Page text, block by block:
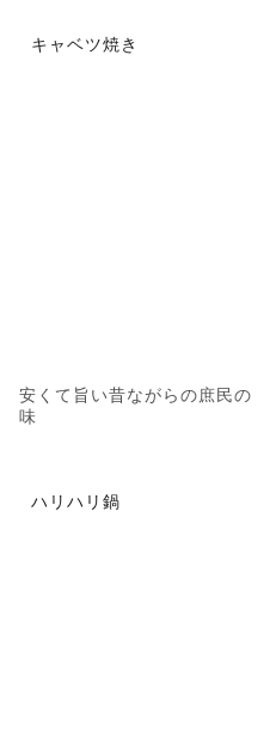
キャベツ焼き
安くて旨い昔ながらの庶民の
味
ハリハリ鍋